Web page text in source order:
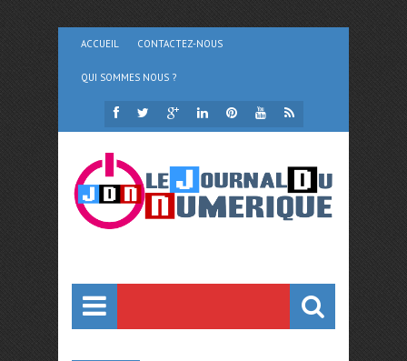
ACCUEIL CONTACTEZ-NOUS
QUI SOMMES NOUS ?